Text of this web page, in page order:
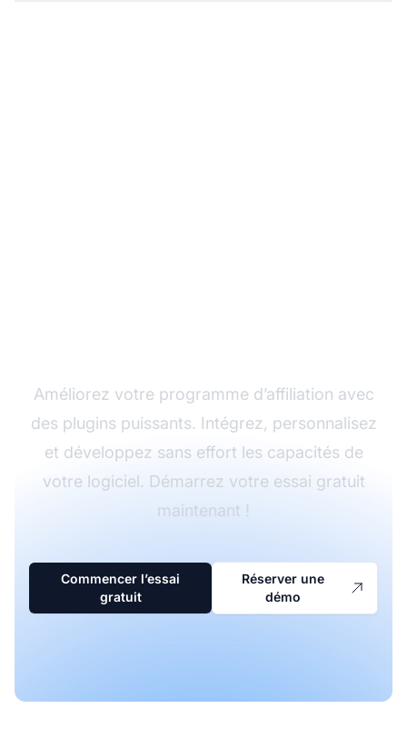
Améliorez votre programme d’affiliation avec
des plugins puissants. Intégrez, personnalisez
et développez sans effort les capacités de
votre logiciel. Démarrez votre essai gratuit
maintenant !
Commencer l’essai
gratuit
Réserver une
démo